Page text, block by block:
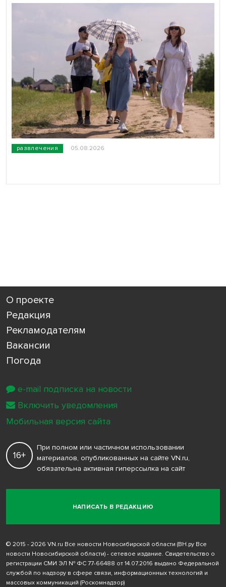
развлечения 05.08.2026
О проекте
Редакция
Рекламодателям
Вакансии
Погода
НАПИСАТЬ В РЕДАКЦИЮ
16+
При полном или частичном использовании
материалов, опубликованных на сайте VN.ru,
обязательна активная гиперссылка на сайт
© 2015 - 2026 VN.ru Все новости Новосибирской области (ВН.ру Все
новости Новосибирской области) - сетевое издание. Свидетельство о
регистрации СМИ ЭЛ № ФС 77-66488 от 14.07.2016 выдано Федеральной
службой по надзору в сфере связи, информационных технологий и
массовых коммуникаций (Роскомнадзор)
e-mail подписка на новости
Включить уведомления
Мобильная версия сайта